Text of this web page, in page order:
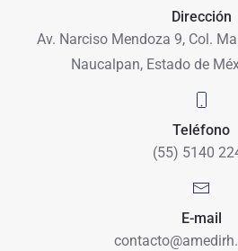
Dirección
Av. Narciso Mendoza 9, Col.
Naucalpan, Estado de
Teléfono
(55) 5140
E-mail